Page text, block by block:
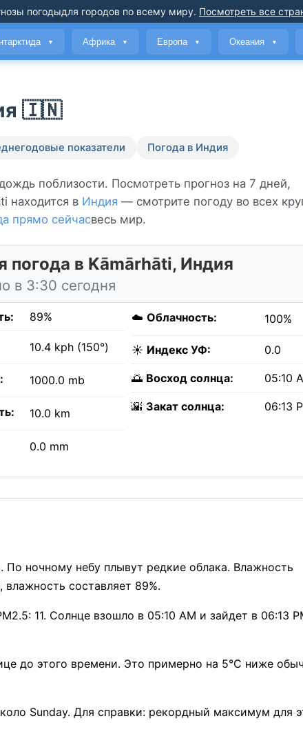
погодыдля городов по всему миру. Посмотреть все
▼ Африка ▼ Европа ▼ Океания ▼
🇮🇳
показатели Погода в Индия
поблизости. Посмотреть прогноз на 7 дней,
находится в Индия — смотрите погоду во всех
прямо сейчасвесь мир.
погода в Kāmārhāti, Индия
в 3:30 сегодня
89%
10.4 kph (150°)
1000.0 mb
10.0 km
0.0 mm
☁️ Облачность: 100%
☀️ Индекс УФ: 0.0
🌅 Восход солнца: 05:10
🌇 Закат солнца: 06:13
ночному небу плывут редкие облака. Влажность
составляет 89%.
11. Солнце взошло в 05:10 AM и зайдет в 06:13
до этого времени. Это примерно на 5°C ниже
Sunday. Для справки: рекордный максимум для